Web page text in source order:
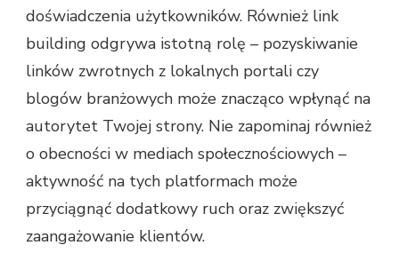
doświadczenia użytkowników. Również link
building odgrywa istotną rolę – pozyskiwanie
linków zwrotnych z lokalnych portali czy
blogów branżowych może znacząco wpłynąć na
autorytet Twojej strony. Nie zapominaj również
o obecności w mediach społecznościowych –
aktywność na tych platformach może
przyciągnąć dodatkowy ruch oraz zwiększyć
zaangażowanie klientów.